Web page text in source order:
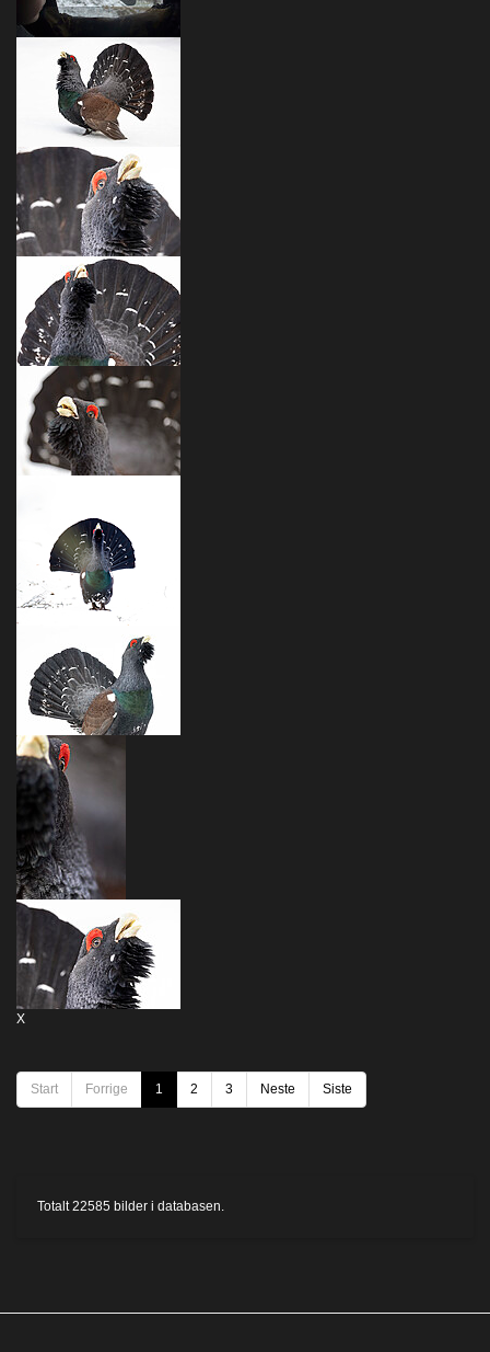
X
Start Forrige 1 2 3 Neste Siste
Totalt 22585 bilder i databasen.